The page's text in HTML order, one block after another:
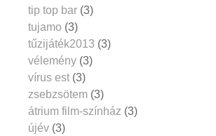
tip top bar (3)
tujamo (3)
tűzijáték2013 (3)
vélemény (3)
vírus est (3)
zsebzsötem (3)
átrium film-színház (3)
újév (3)